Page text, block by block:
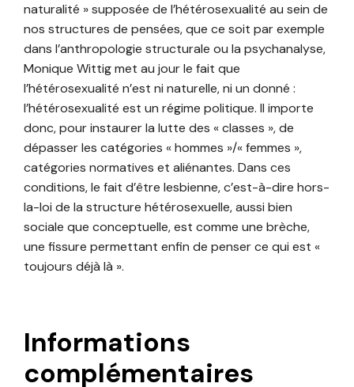
naturalité » supposée de l’hétérosexualité au sein de
nos structures de pensées, que ce soit par exemple
dans l’anthropologie structurale ou la psychanalyse,
Monique Wittig met au jour le fait que
l’hétérosexualité n’est ni naturelle, ni un donné :
l’hétérosexualité est un régime politique. Il importe
donc, pour instaurer la lutte des « classes », de
dépasser les catégories « hommes »/« femmes »,
catégories normatives et aliénantes. Dans ces
conditions, le fait d’être lesbienne, c’est-à-dire hors-
la-loi de la structure hétérosexuelle, aussi bien
sociale que conceptuelle, est comme une brèche,
une fissure permettant enfin de penser ce qui est «
toujours déjà là ».
Informations
complémentaires